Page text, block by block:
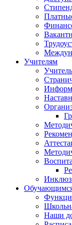
Учителям
Наши